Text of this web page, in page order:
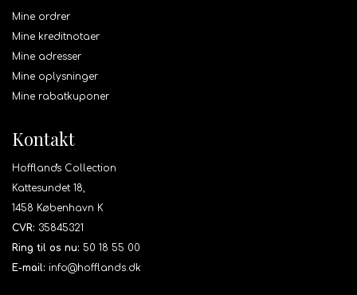
Mine ordrer
Mine kreditnotaer
Mine adresser
Mine oplysninger
Mine rabatkuponer
Kontakt
Hoffland's Collection
Kattesundet 18,
1458 København K
CVR: 35845321
Ring til os nu: 50 18 55 00
E-mail: info@hofflands.dk